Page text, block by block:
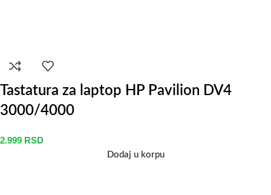
Tastatura za laptop HP Pavilion DV4
3000/4000
2.999 RSD
Dodaj u korpu